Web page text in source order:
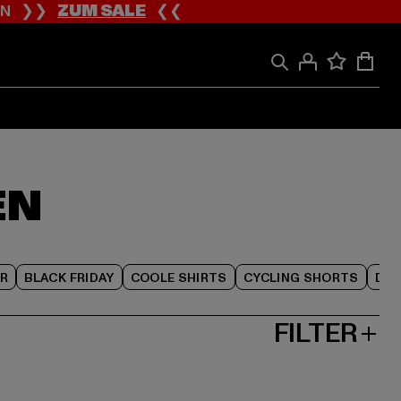
❯❯ZUM SALE❮❮
BLACK FRIDAY COOLE SHIRTS CYCLING SHORTS
FILTER